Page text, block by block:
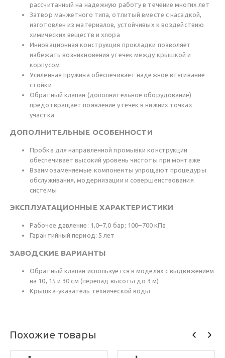
рассчитанный на надежную работу в течение многих лет
Затвор манжетного типа, отлитый вместе с насадкой,
изготовлен из материалов, устойчивых к воздействию
химических веществ и хлора
Инновационная конструкция прокладки позволяет
избежать возникновения утечек между крышкой и
корпусом
Усиленная пружина обеспечивает надежное втягивание
стойки
Обратный клапан (дополнительное оборудование)
предотвращает появление утечек в нижних точках
участка
ДОПОЛНИТЕЛЬНЫЕ ОСОБЕННОСТИ
Пробка для направленной промывки конструкции
обеспечивает высокий уровень чистоты при монтаже
Взаимозаменяемые компоненты упрощают процедуры
обслуживания, модернизации и совершенствования
системы
ЭКСПЛУАТАЦИОННЫЕ ХАРАКТЕРИСТИКИ
Рабочее давление: 1,0–7,0 бар; 100–700 кПа
Гарантийный период: 5 лет
ЗАВОДСКИЕ ВАРИАНТЫ
Обратный клапан используется в моделях с выдвижением
на 10, 15 и 30 см (перепад высоты до 3 м)
Крышка-указатель технической воды
Похожие товары